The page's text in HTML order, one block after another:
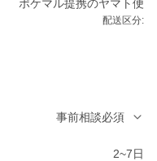
ポケマル提携のヤマト便
配送区分:
事前相談必須
2~7日